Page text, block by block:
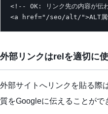
<!-- OK: リンク先の内容が伝
<a href="/seo/alt/">ALT属性
外部リンクはrelを適切に
外部サイトへリンクを貼る際
質をGoogleに伝えることがで